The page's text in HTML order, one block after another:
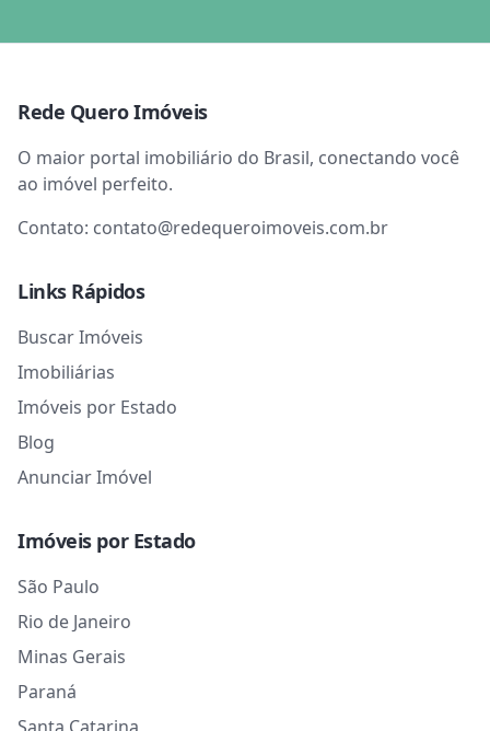
Rede Quero Imóveis
O maior portal imobiliário do Brasil, conectando você
ao imóvel perfeito.
Contato: contato@redequeroimoveis.com.br
Links Rápidos
Buscar Imóveis
Imobiliárias
Imóveis por Estado
Blog
Anunciar Imóvel
Imóveis por Estado
São Paulo
Rio de Janeiro
Minas Gerais
Paraná